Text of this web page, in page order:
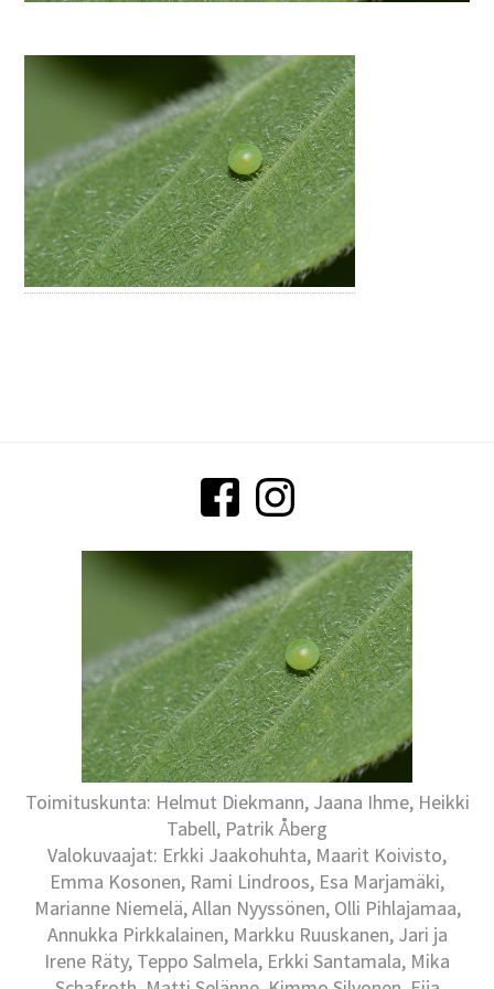
Toimituskunta: Helmut Diekmann, Jaana Ihme, Heikki
Tabell, Patrik Åberg
Valokuvaajat: Erkki Jaakohuhta, Maarit Koivisto,
Emma Kosonen, Rami Lindroos, Esa Marjamäki,
Marianne Niemelä, Allan Nyyssönen, Olli Pihlajamaa,
Annukka Pirkkalainen, Markku Ruuskanen, Jari ja
Irene Räty, Teppo Salmela, Erkki Santamala, Mika